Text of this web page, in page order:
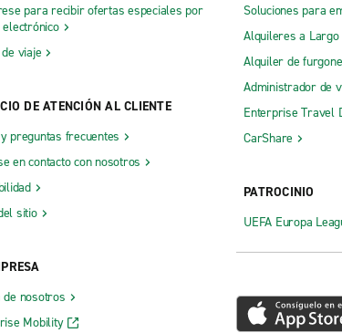
para recibir ofertas especiales por
viaje
DE ATENCIÓN AL CLIENTE
preguntas frecuentes
en contacto con nosotros
sitio
de nosotros
Mobility
Soluciones para
Alquileres a Largo
Alquiler de
Administrador de
Enterprise Travel
CarShare
PATROCINIO
UEFA Europa